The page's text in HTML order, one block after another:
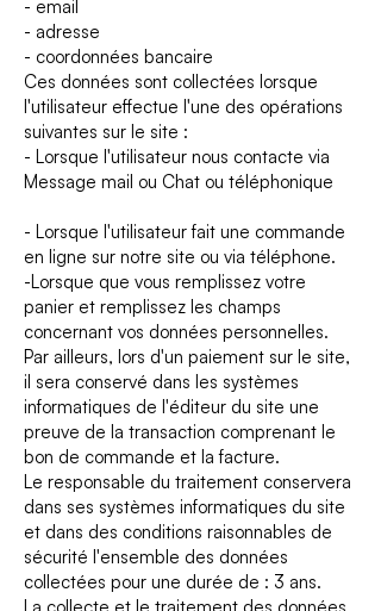
- email
- adresse
- coordonnées bancaire
Ces données sont collectées lorsque
l'utilisateur effectue l'une des opérations
suivantes sur le site :
- Lorsque l'utilisateur nous contacte via
Message mail ou Chat ou téléphonique
- Lorsque l'utilisateur fait une commande
en ligne sur notre site ou via téléphone.
-Lorsque que vous remplissez votre
panier et remplissez les champs
concernant vos données personnelles.
Par ailleurs, lors d'un paiement sur le site,
il sera conservé dans les systèmes
informatiques de l'éditeur du site une
preuve de la transaction comprenant le
bon de commande et la facture.
Le responsable du traitement conservera
dans ses systèmes informatiques du site
et dans des conditions raisonnables de
sécurité l'ensemble des données
collectées pour une durée de : 3 ans.
La collecte et le traitement des données